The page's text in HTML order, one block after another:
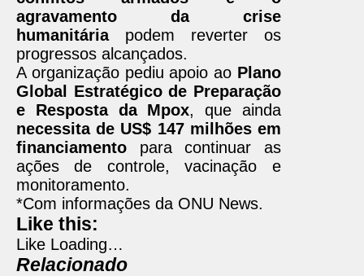
agravamento da crise
humanitáriapodem reverter os
progressos alcançados.
A organização pediu apoio ao Plano
Global Estratégico de Preparação
e Resposta da Mpox, que ainda
necessita de US$ 147 milhões em
financiamento para continuar as
ações de controle, vacinação e
monitoramento.
*Com informações da ONU News.
Like this:
Like Loading…
Relacionado